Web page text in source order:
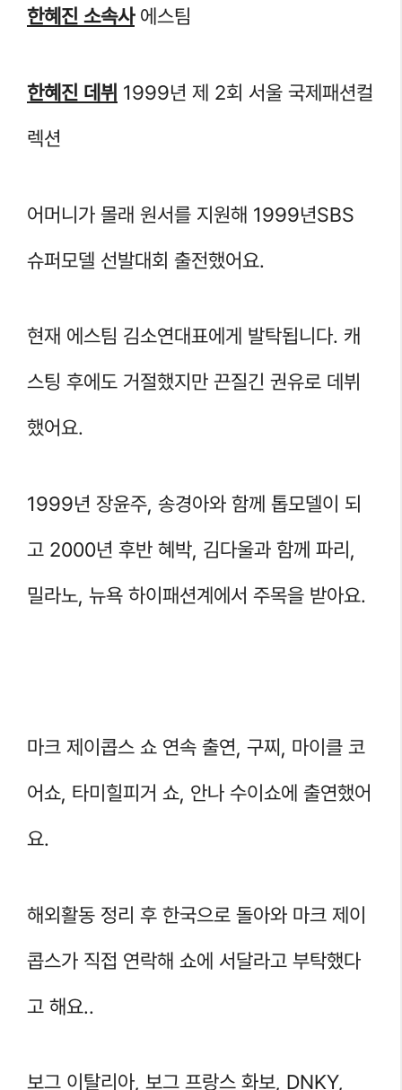
한혜진 소속사에스팀
한혜진 데뷔 1999년 제 2회 서울 국제패션컬
렉션
어머니가 몰래 원서를 지원해 1999년SBS
슈퍼모델 선발대회 출전했어요.
현재 에스팀 김소연대표에게 발탁됩니다. 캐
스팅 후에도 거절했지만 끈질긴 권유로 데뷔
했어요.
1999년 장윤주, 송경아와 함께 톱모델이 되
고 2000년 후반 혜박, 김다울과 함께 파리,
밀라노, 뉴욕 하이패션계에서 주목을 받아요.
마크 제이콥스 쇼 연속 출연, 구찌, 마이클 코
어쇼, 타미힐피거 쇼, 안나 수이쇼에 출연했어
요.
해외활동 정리 후 한국으로 돌아와 마크 제이
콥스가 직접 연락해 쇼에 서달라고 부탁했다
고 해요..
보그 이탈리아, 보그 프랑스 화보, DNKY,